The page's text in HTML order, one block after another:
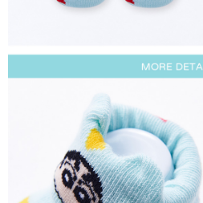
每筆NT$85，滿NT$859(含以上)免運費